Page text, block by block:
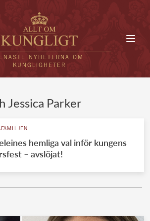
NYHETERNA OM
KUNGLIGHETER
UTLÄNDSKT
KUNGAHUS
Brittiska kungahuset
Jessica Parker
hemliga val inför kungens
– avslöjat!